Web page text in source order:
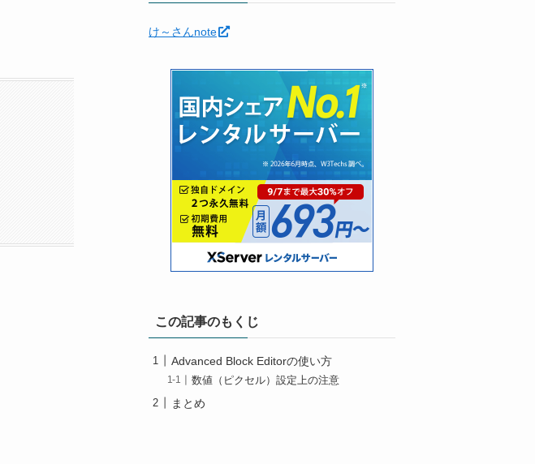
(11)
(7)
(3)
け～さんnote
この記事のもくじ
Advanced Block Editorの使い方
数値（ピクセル）設定上の注意
まとめ